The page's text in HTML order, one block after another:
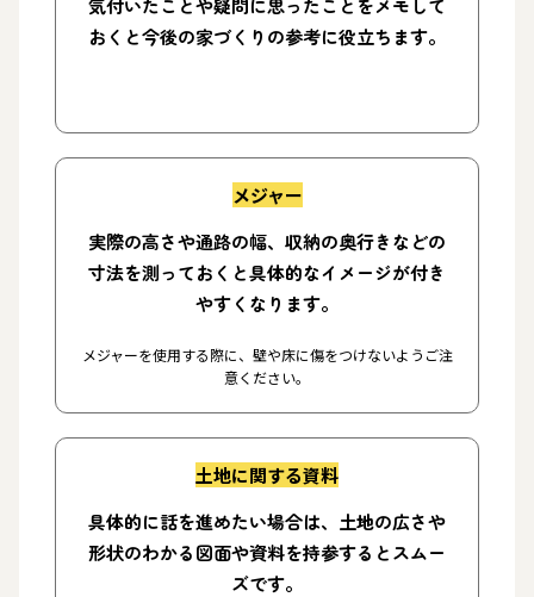
気付いたことや疑問に思ったことをメモして
おくと今後の家づくりの参考に役立ちます。
メジャー
実際の高さや通路の幅、収納の奥行きなどの
寸法を測っておくと具体的なイメージが付き
やすくなります。
メジャーを使用する際に、壁や床に傷をつけないようご注
意ください。
土地に関する資料
具体的に話を進めたい場合は、土地の広さや
形状のわかる図面や資料を持参するとスムー
ズです。